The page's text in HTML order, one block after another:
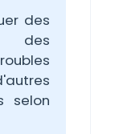
des
des
selon